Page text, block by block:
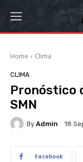
Home Clima
CLIMA
Pronóstico
SMN
By Admin 18
Facebook